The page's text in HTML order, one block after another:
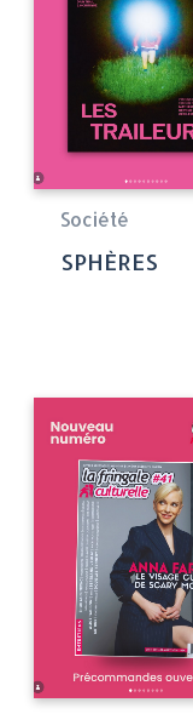
Société
SPHÈRES